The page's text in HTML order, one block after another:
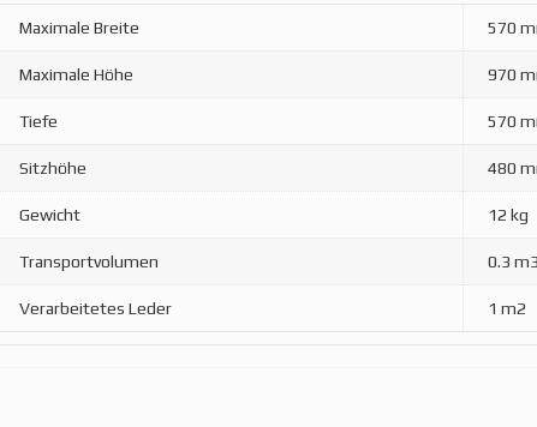
Maximale Breite 570
Maximale Höhe 970
Tiefe 570
Sitzhöhe 480
Gewicht 12 kg
Transportvolumen 0.3 m3
Verarbeitetes Leder 1 m2